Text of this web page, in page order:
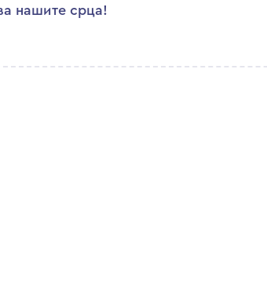
нашите срца!